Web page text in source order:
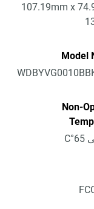
107.19mm x
Model
Non-